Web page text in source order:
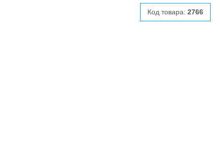
Код товара: 2766